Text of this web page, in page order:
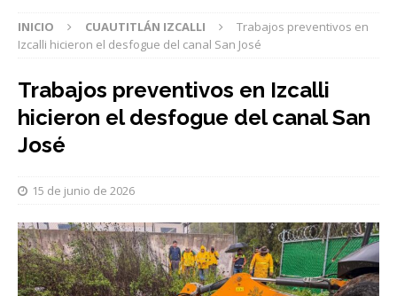
INICIO CUAUTITLÁN IZCALLI
Trabajos preventivos en
Izcalli hicieron el desfogue del canal San José
Trabajos preventivos en Izcalli
hicieron el desfogue del canal San
José
15 de junio de 2026